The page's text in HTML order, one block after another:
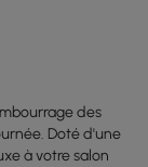
des
Doté d'une
à votre salon